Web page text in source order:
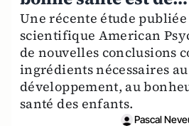
Une récente étude
scientifique American
de nouvelles conclusions
ingrédients nécessaires
développement, au
santé des enfants.
Pascal